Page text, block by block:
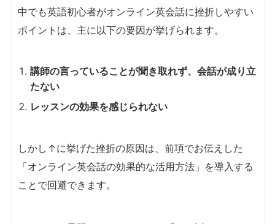
中でも英語初心者がオンライン英会話に挫折しやすい
ポイントは、主に以下の要因が挙げられます。
講師の言っていることが聞き取れず、会話が成り立
たない
レッスンの効果を感じられない
しかし↑に挙げた挫折の原因は、前項でお伝えした
「オンライン英会話の効果的な活用方法」を導入する
ことで回避できます。